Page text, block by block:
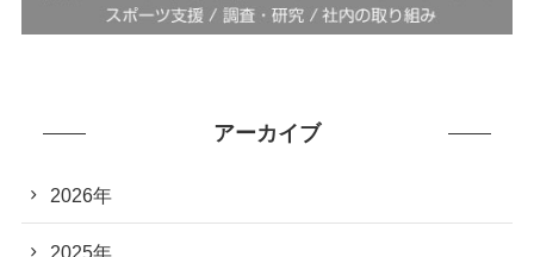
アーカイブ
2026年
2025年